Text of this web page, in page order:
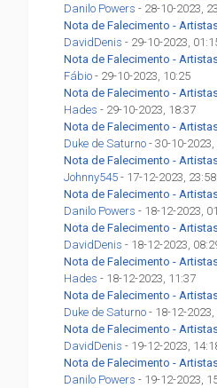
Danilo Powers - 28-10-2023,
Nota de Falecimento -
DavidDenis - 29-10-2023,
Nota de Falecimento -
Fábio - 29-10-2023, 10:25
Nota de Falecimento -
Hades - 29-10-2023, 18:37
Nota de Falecimento -
Duke de Saturno - 30-10-2023,
Nota de Falecimento -
Johnny545 - 17-12-2023, 23:58
Nota de Falecimento -
Danilo Powers - 18-12-2023,
Nota de Falecimento -
DavidDenis - 18-12-2023,
Nota de Falecimento -
Hades - 18-12-2023, 11:37
Nota de Falecimento -
Duke de Saturno - 18-12-2023,
Nota de Falecimento -
DavidDenis - 19-12-2023,
Nota de Falecimento -
Danilo Powers - 19-12-2023,